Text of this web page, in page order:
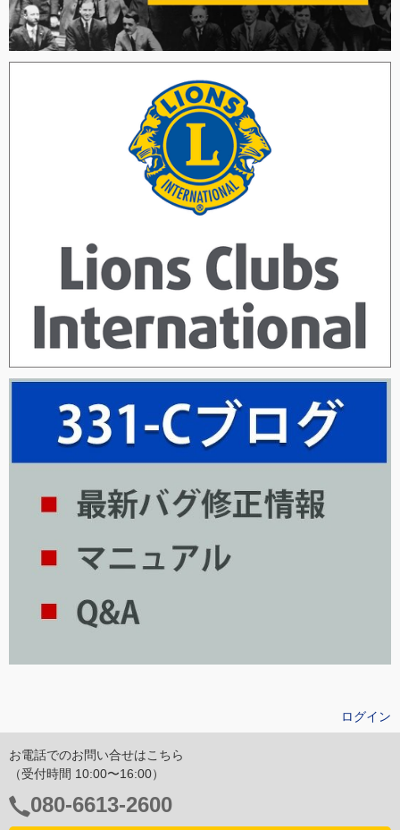
ログイン
お電話でのお問い合せはこちら
（受付時間 10:00〜16:00）
電
080-6613-2600